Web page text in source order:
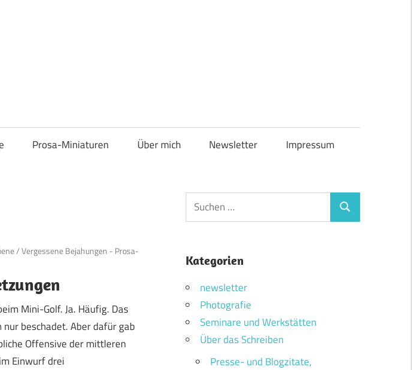
Prosa-Miniaturen Über mich Newsletter Impressum
/Vergessene Bejahungen - Prosa-
Mini-Golf. Ja. Häufig. Das
beschadet. Aber dafür gab
Offensive der mittleren
Einwurf drei
Suchen
nach:
Suchen
Kategorien
newsletter
Photografie
Seminare und Werkstätten
Über das Schreiben
Presse- und Blogzitate,